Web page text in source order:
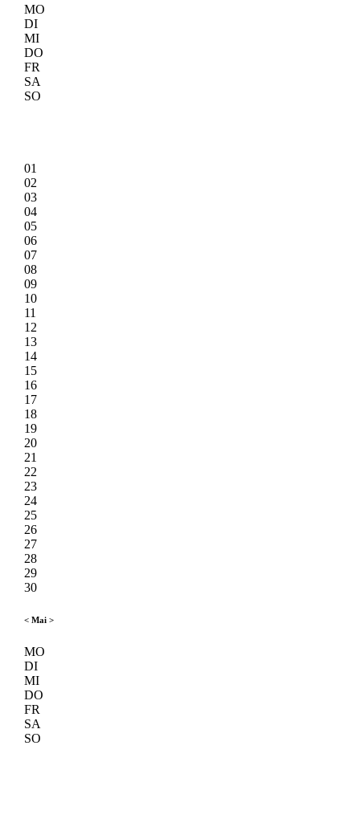
MO
DI
MI
DO
FR
SA
SO
01
02
03
04
05
06
07
08
09
10
11
12
13
14
15
16
17
18
19
20
21
22
23
24
25
26
27
28
29
30
< Mai >
MO
DI
MI
DO
FR
SA
SO